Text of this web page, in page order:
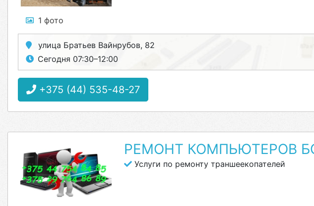
1 фото
улица Братьев Вайнрубов, 82
Сегодня 07:30–12:00
+375 (44) 535-48-27
РЕМОНТ КОМПЬЮТЕРОВ
Услуги по ремонту траншеекопателей